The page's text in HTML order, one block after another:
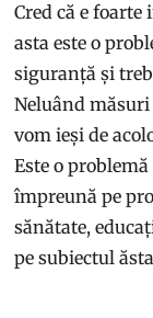
Cred că e
asta este o
siguranță și
Neluând
vom ieși de
Este o
împreună pe
sănătate,
pe subiectul